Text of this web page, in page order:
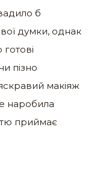
б
думки, однак
пізно
макіяж
наробила
приймає